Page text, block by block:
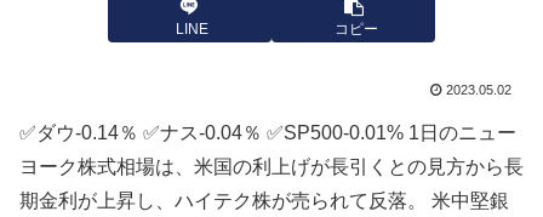
LINE コピー
2023.05.02
✅ダウ-0.14％ ✅ナス-0.04％ ✅SP500-0.01% 1日のニュー
ヨーク株式相場は、米国の利上げが長引くとの見方から長
期金利が上昇し、ハイテク株が売られて反落。 米中堅銀